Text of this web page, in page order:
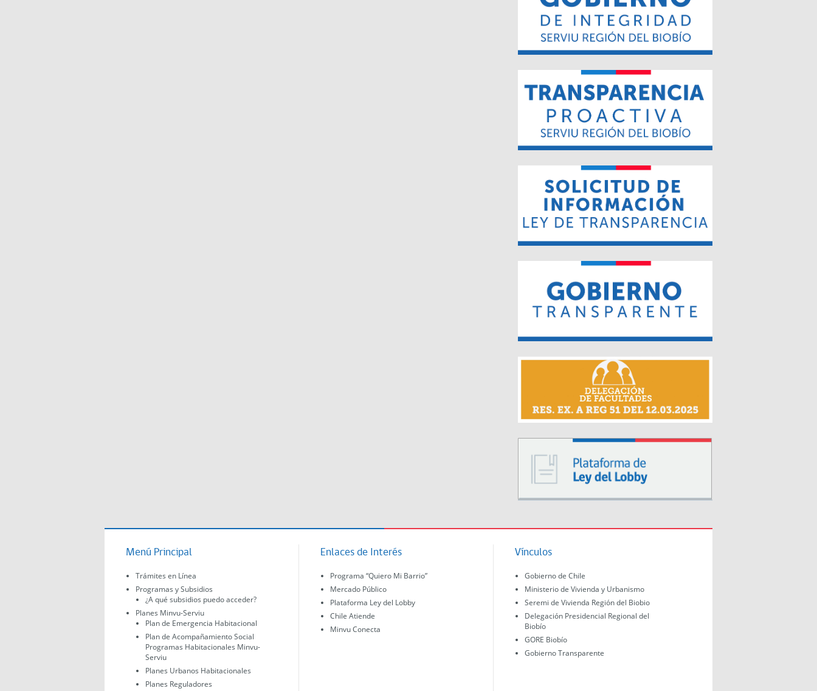
Menú Principal
Trámites en Línea
Programas y Subsidios
¿A qué subsidios puedo acceder?
Planes Minvu-Serviu
Plan de Emergencia Habitacional
Plan de Acompañamiento Social
Programas Habitacionales Minvu-
Serviu
Planes Urbanos Habitacionales
Planes Reguladores
Enlaces de Interés
Programa “Quiero Mi Barrio”
Mercado Público
Plataforma Ley del Lobby
Chile Atiende
Minvu Conecta
Vínculos
Gobierno de Chile
Ministerio de Vivienda y Urbanismo
Seremi de Vivienda Región del Biobio
Delegación Presidencial Regional del
Biobío
GORE Biobío
Gobierno Transparente